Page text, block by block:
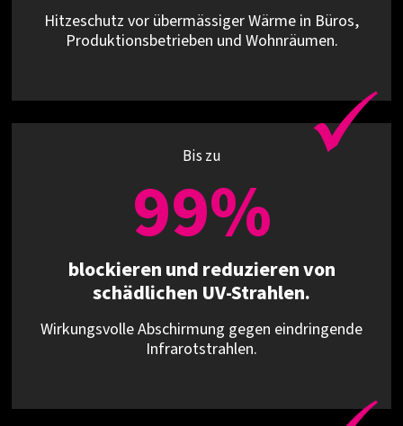
Hitzeschutz vor übermässiger Wärme in Büros,
Produktionsbetrieben und Wohnräumen.
Bis zu
99%
blockieren und reduzieren von
schädlichen UV-Strahlen.
Wirkungsvolle Abschirmung gegen eindringende
Infrarotstrahlen.